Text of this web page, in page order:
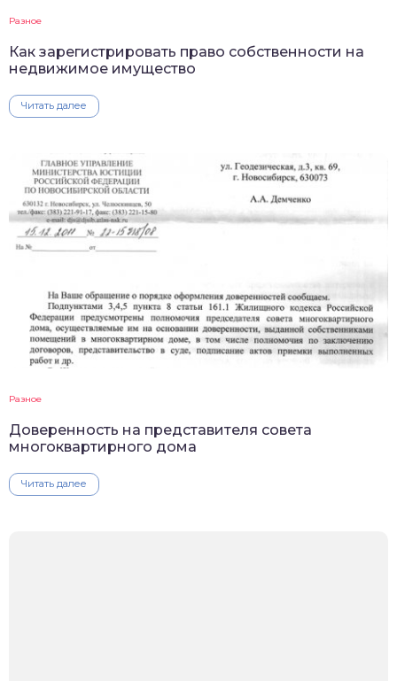
Разное
Как зарегистрировать право собственности на
недвижимое имущество
Читать далее
Разное
Доверенность на представителя совета
многоквартирного дома
Читать далее